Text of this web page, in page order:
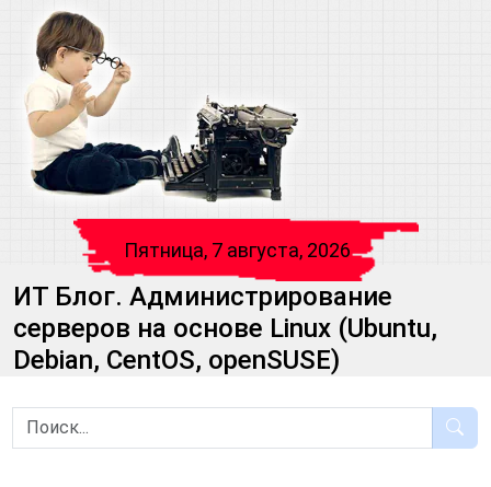
Пятница, 7 августа, 2026
ИТ Блог. Администрирование
серверов на основе Linux (Ubuntu,
Debian, CentOS, openSUSE)